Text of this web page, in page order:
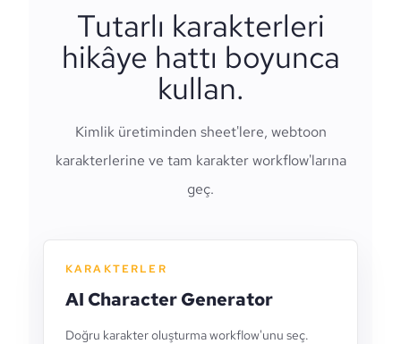
Tutarlı karakterleri
hikâye hattı boyunca
kullan.
Kimlik üretiminden sheet'lere, webtoon
karakterlerine ve tam karakter workflow'larına
geç.
KARAKTERLER
AI Character Generator
Doğru karakter oluşturma workflow'unu seç.